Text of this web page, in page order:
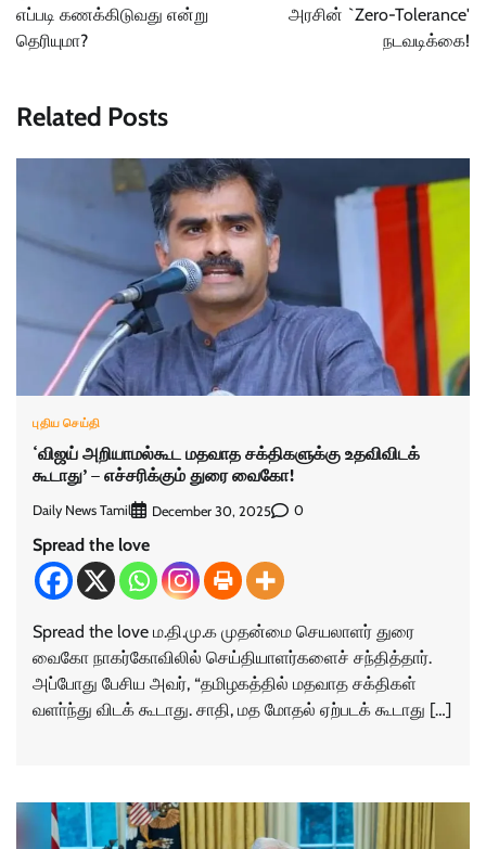
எப்படி கணக்கிடுவது என்று
தெரியுமா?
அரசின் `Zero-Tolerance'
நடவடிக்கை!
Related Posts
புதிய செய்தி
‘விஜய் அறியாமல்கூட மதவாத சக்திகளுக்கு உதவிவிடக்
கூடாது’ – எச்சரிக்கும் துரை வைகோ!
Daily News Tamil December 30, 2025 0
Spread the love
Spread the love ம.தி.மு.க முதன்மை செயலாளர் துரை
வைகோ நாகர்கோவிலில் செய்தியாளர்களைச் சந்தித்தார்.
அப்போது பேசிய அவர், “தமிழகத்தில் மதவாத சக்திகள்
வளா்ந்து விடக் கூடாது. சாதி, மத மோதல் ஏற்படக் கூடாது […]